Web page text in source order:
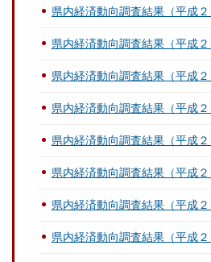
県内経済動向調査結果（平成２
県内経済動向調査結果（平成２
県内経済動向調査結果（平成２
県内経済動向調査結果（平成２
県内経済動向調査結果（平成２
県内経済動向調査結果（平成２
県内経済動向調査結果（平成２
県内経済動向調査結果（平成２